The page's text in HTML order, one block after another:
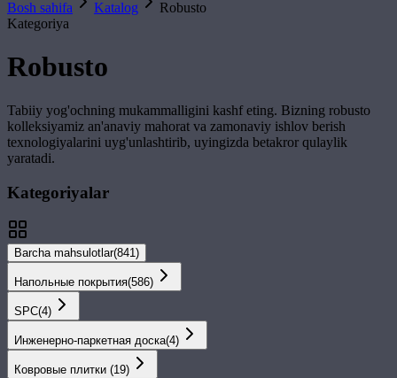
Bosh sahifa Katalog
Robusto
Kategoriya
Robusto
Tabiiy yog'ochning mukammalligini kashf eting. Bizning robusto
kolleksiyamiz an'anaviy mahorat va zamonaviy ishlov berish
texnologiyalarini uyg'unlashtirib, uyingizda betakror qulaylik
yaratadi.
Kategoriyalar
Barcha mahsulotlar(841)
Напольные покрытия(586)
SPС(4)
Инженерно-паркетная доска(4)
Ковровые плитки (19)